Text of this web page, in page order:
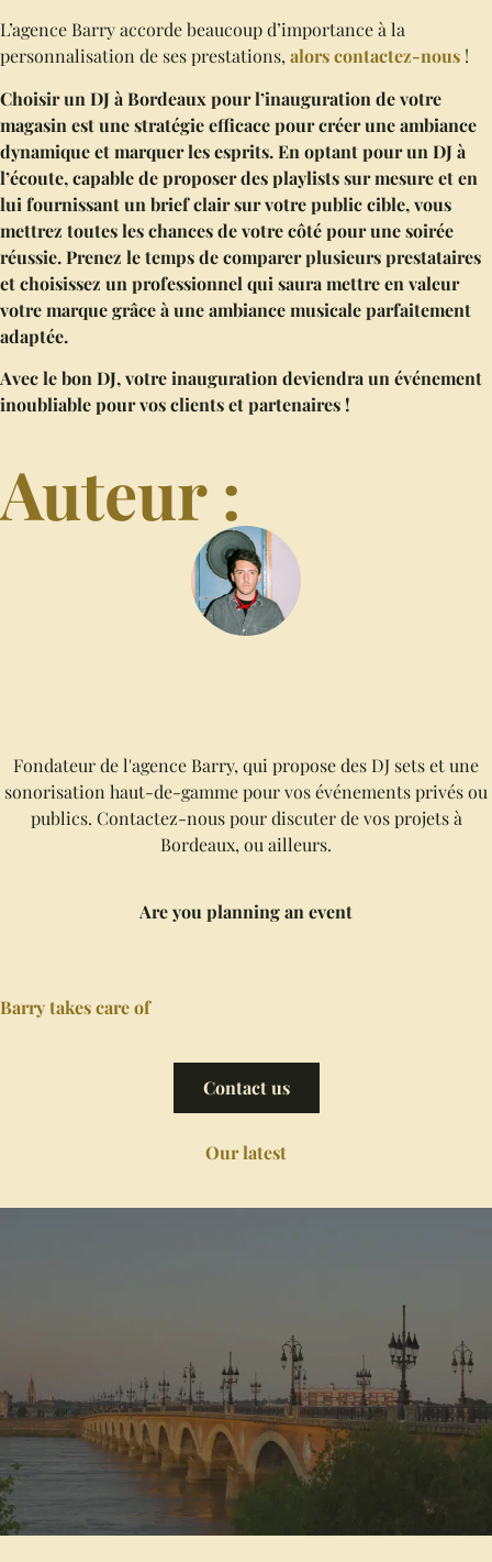
L’agence Barry accorde beaucoup d’importance à la
personnalisation de ses prestations, alors contactez-nous !
Choisir un DJ à Bordeaux pour l’inauguration de votre
magasin est une stratégie efficace pour créer une ambiance
dynamique et marquer les esprits. En optant pour un DJ à
l’écoute, capable de proposer des playlists sur mesure et en
lui fournissant un brief clair sur votre public cible, vous
mettrez toutes les chances de votre côté pour une soirée
réussie. Prenez le temps de comparer plusieurs prestataires
et choisissez un professionnel qui saura mettre en valeur
votre marque grâce à une ambiance musicale parfaitement
adaptée.
Avec le bon DJ, votre inauguration deviendra un événement
inoubliable pour vos clients et partenaires !
Auteur :
Fondateur de l'agence Barry, qui propose des DJ sets et une
sonorisation haut-de-gamme pour vos événements privés ou
publics. Contactez-nous pour discuter de vos projets à
Bordeaux, ou ailleurs.
Are you planning an event
Barry takes care of
Contact us
Our latest